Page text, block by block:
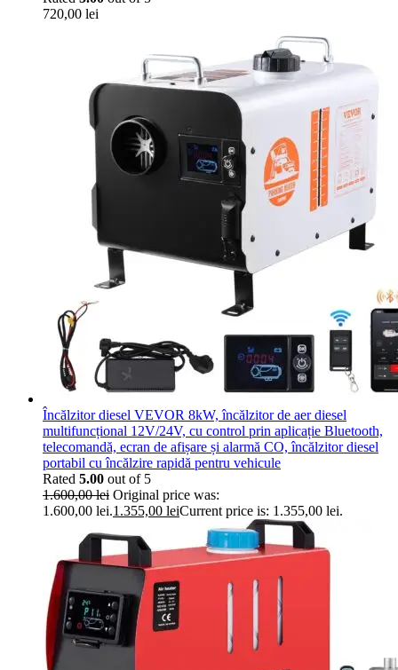
720,00 lei
Încălzitor diesel VEVOR 8kW, încălzitor de aer diesel
multifuncțional 12V/24V, cu control prin aplicație Bluetooth,
telecomandă, ecran de afișare și alarmă CO, încălzitor diesel
portabil cu încălzire rapidă pentru vehicule
Rated 5.00 out of 5
1.600,00lei Original price was:
1.600,00 lei.1.355,00 leiCurrent price is: 1.355,00 lei.